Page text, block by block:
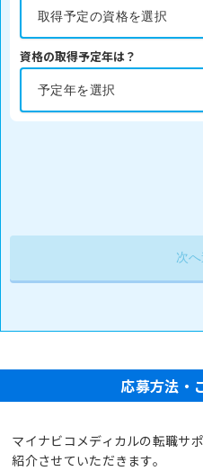
資格の取得予定年は？
応募方法・
マイナビコメディカルの転職サ
紹介させていただきます。